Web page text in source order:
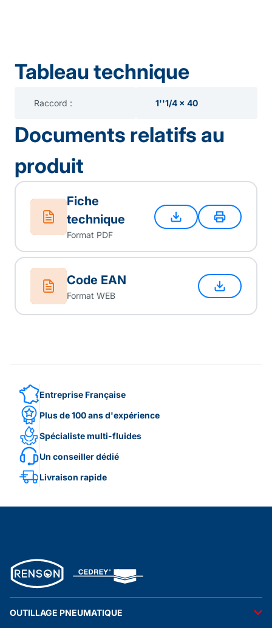
Tableau technique
Raccord : 1''1/4 x 40
Documents relatifs au
produit
Fiche
technique
Format PDF
Code EAN
Format WEB
Entreprise Française
Plus de 100 ans d'expérience
Spécialiste multi-fluides
Un conseiller dédié
Livraison rapide
OUTILLAGE PNEUMATIQUE